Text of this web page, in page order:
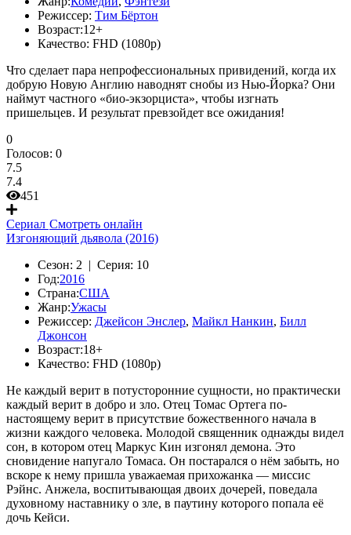
Режиссер: Тим Бёртон
Возраст:12+
Качество: FHD (1080p)
Что сделает пара непрофессиональных привидений, когда их
добрую Новую Англию наводнят снобы из Нью-Йорка? Они
наймут частного «био-экзорциста», чтобы изгнать
пришельцев. И результат превзойдет все ожидания!
0
Голосов: 0
7.5
7.4
451
Сериал Смотреть онлайн
Изгоняющий дьявола (2016)
Сезон: 2 | Серия: 10
Год:2016
Страна:США
Жанр:Ужасы
Режиссер: Джейсон Энслер, Майкл Нанкин, Билл
Джонсон
Возраст:18+
Качество: FHD (1080p)
Не каждый верит в потусторонние сущности, но практически
каждый верит в добро и зло. Отец Томас Ортега по-
настоящему верит в присутствие божественного начала в
жизни каждого человека. Молодой священник однажды видел
сон, в котором отец Маркус Кин изгонял демона. Это
сновидение напугало Томаса. Он постарался о нём забыть, но
вскоре к нему пришла уважаемая прихожанка — миссис
Рэйнс. Анжела, воспитывающая двоих дочерей, поведала
духовному наставнику о зле, в паутину которого попала её
дочь Кейси.